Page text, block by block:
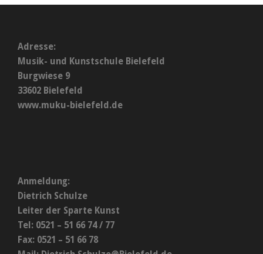
Adresse:
Musik- und Kunstschule Bielefeld
Burgwiese 9
33602 Bielefeld
www.muku-bielefeld.de
Anmeldung:
Dietrich Schulze
Leiter der Sparte Kunst
Tel: 0521 – 51 66 74 / 77
Fax: 0521 – 51 66 78